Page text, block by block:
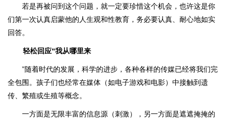
若是再被问到这个问题，就一定要珍惜这个机会，也许这是你
们第一次认真启蒙他的人生观和性教育，务必要认真、耐心地如实
回答。
轻松回应“我从哪里来
”随着时代的发展，科学的进步，各种各样的传媒已经将我们完
全包围。孩子们也经常在媒体（如电子游戏和电影）中接触到遗
传、繁殖或生殖等概念。
一方面是无限丰富的信息源（刺激），另一方面是遮遮掩掩的